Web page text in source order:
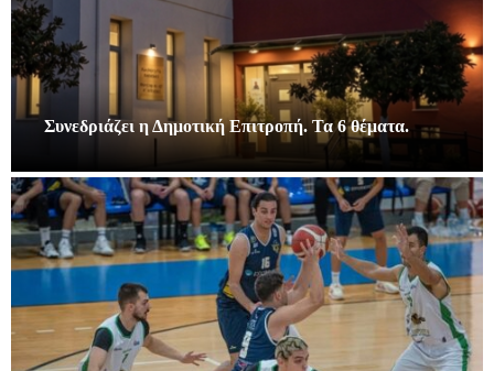
Συνεδριάζει η Δημοτική Επιτροπή. Τα 6 θέματα.